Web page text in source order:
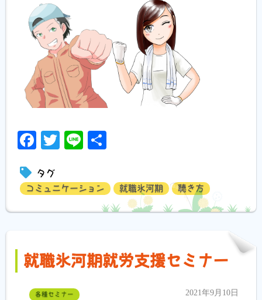
Facebook
Twitter
Line
タグ
コミュニケーション 就職氷河期 聴き方
就職氷河期就労支援セミナー
各種セミナー 2021年9月10日